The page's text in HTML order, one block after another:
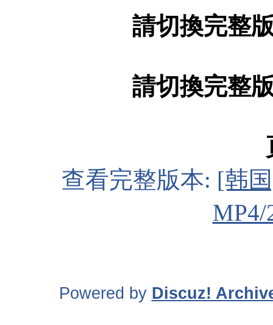
請切換完整
請切換完整
查看完整版本: [韩
Powered by Discuz!